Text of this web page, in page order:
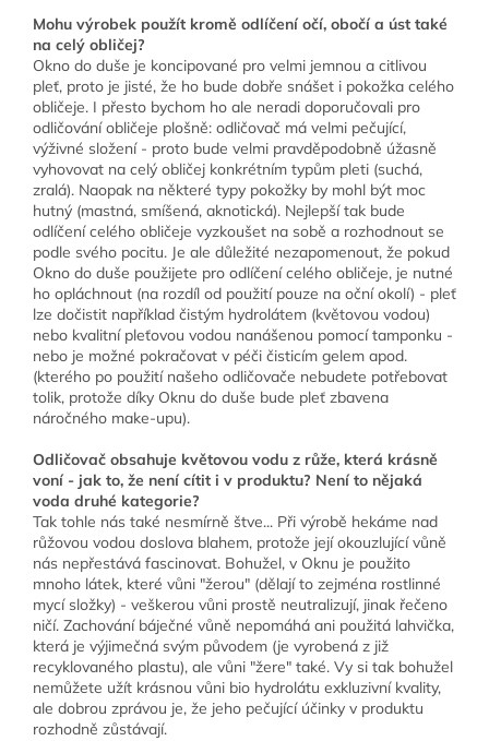
Mohu výrobek použít kromě odlíčení očí, obočí a úst také
na celý obličej?
Okno do duše je koncipované pro velmi jemnou a citlivou
pleť, proto je jisté, že ho bude dobře snášet i pokožka celého
obličeje. I přesto bychom ho ale neradi doporučovali pro
odličování obličeje plošně: odličovač má velmi pečující,
výživné složení - proto bude velmi pravděpodobně úžasně
vyhovovat na celý obličej konkrétním typům pleti (suchá,
zralá). Naopak na některé typy pokožky by mohl být moc
hutný (mastná, smíšená, aknotická). Nejlepší tak bude
odlíčení celého obličeje vyzkoušet na sobě a rozhodnout se
podle svého pocitu. Je ale důležité nezapomenout, že pokud
Okno do duše použijete pro odlíčení celého obličeje, je nutné
ho opláchnout (na rozdíl od použití pouze na oční okolí) - pleť
lze dočistit například čistým hydrolátem (květovou vodou)
nebo kvalitní pleťovou vodou nanášenou pomocí tamponku -
nebo je možné pokračovat v péči čisticím gelem apod.
(kterého po použití našeho odličovače nebudete potřebovat
tolik, protože díky Oknu do duše bude pleť zbavena
náročného make-upu).
Odličovač obsahuje květovou vodu z růže, která krásně
voní - jak to, že není cítit i v produktu? Není to nějaká
voda druhé kategorie?
Tak tohle nás také nesmírně štve... Při výrobě hekáme nad
růžovou vodou doslova blahem, protože její okouzlující vůně
nás nepřestává fascinovat. Bohužel, v Oknu je použito
mnoho látek, které vůni "žerou" (dělají to zejména rostlinné
mycí složky) - veškerou vůni prostě neutralizují, jinak řečeno
ničí. Zachování báječné vůně nepomáhá ani použitá lahvička,
která je výjimečná svým původem (je vyrobená z již
recyklovaného plastu), ale vůni "žere" také. Vy si tak bohužel
nemůžete užít krásnou vůni bio hydrolátu exkluzivní kvality,
ale dobrou zprávou je, že jeho pečující účinky v produktu
rozhodně zůstávají.